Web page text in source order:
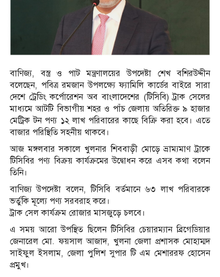
বাণিজ্য, বস্ত্র ও পাট মন্ত্রণালয়ের উপদেষ্টা শেখ বশিরউদ্দীন
বলেছেন, পবিত্র রমজান উপলক্ষ্যে ফ্যামিলি কার্ডের বাইরে সারা
দেশে ট্রেডিং কর্পোরেশন অব বাংলাদেশের (টিসিবি) ট্রাক সেলের
মাধ্যমে আটটি বিভাগীয় শহর ও পাঁচ জেলায় অতিরিক্ত ৯ হাজার
মেট্রিক টন পণ্য ১২ লাখ পরিবারের কাছে বিক্রি করা হবে। এতে
বাজার পরিস্থিতি সহনীয় থাকবে।
আজ মঙ্গলবার সকালে খুলনার শিববাড়ী মোড়ে ভ্রাম্যমাণ ট্রাকে
টিসিবির পণ্য বিক্রয় কার্যক্রমের উদ্বোধন করে এসব কথা বলেন
তিনি।
বাণিজ্য উপদেষ্টা বলেন, টিসিবি বর্তমানে ৬৩ লাখ পরিবারকে
ভর্তুকি মূল্যে পণ্য সরবরাহ করে।
ট্রাক সেল কার্যক্রম রোজার মাসজুড়ে চলবে।
এ সময় আরো উপস্থিত ছিলেন টিসিবির চেয়ারম্যান ব্রিগেডিয়ার
জেনারেল মো. ফয়সাল আজাদ, খুলনা জেলা প্রশাসক মোহাম্মদ
সাইফুল ইসলাম, জেলা পুলিশ সুপার টি এম মেশাররফ হোসেন
প্রমুখ।